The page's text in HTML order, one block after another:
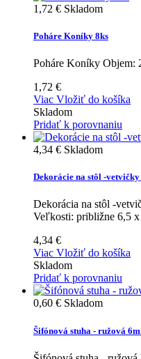
1,72 € Skladom
Poháre Koníky 8ks
Poháre Koníky Objem:
1,72 €
Viac Vložiť do košíka
Skladom
Pridať k porovnaniu
4,34 € Skladom
Dekorácie na stôl -
Dekorácia na stôl -
Veľkosti: približne 6,5 x
4,34 €
Viac Vložiť do košíka
Skladom
Pridať k porovnaniu
0,60 € Skladom
Šifónová stuha - ružová